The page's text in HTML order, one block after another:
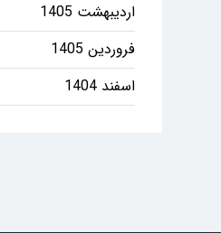
اردیبهشت 1405
فروردین 1405
اسفند 1404